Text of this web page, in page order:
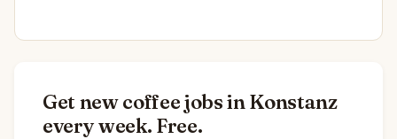
Get new coffee jobs in Konstanz
every week. Free.